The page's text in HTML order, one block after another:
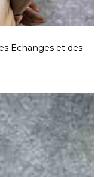
Echanges et des